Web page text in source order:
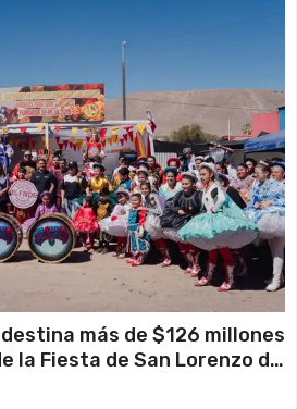
más de $126 millones
la Fiesta de San Lorenzo de